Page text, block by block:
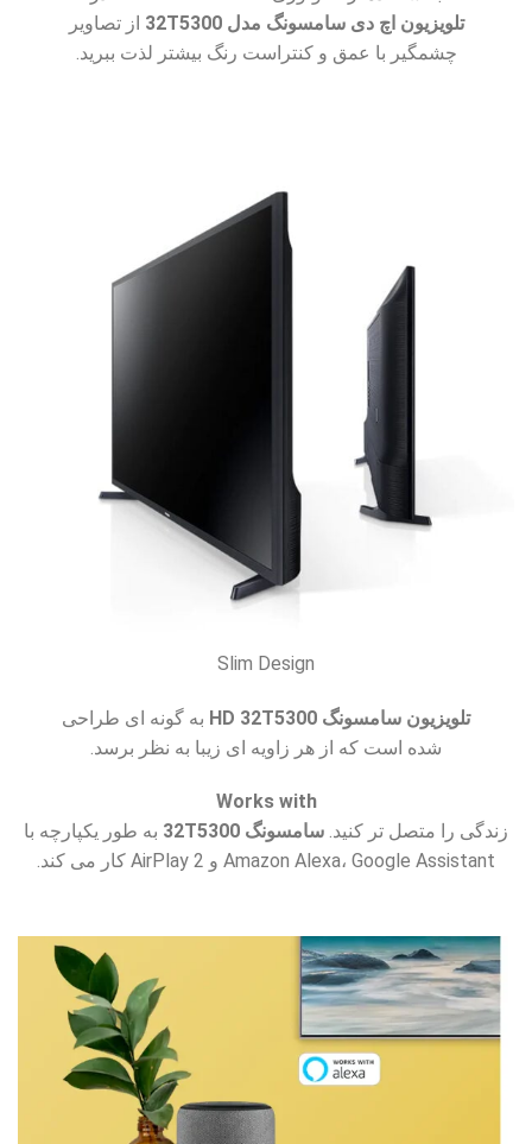
تلویزیون اچ دی سامسونگ مدل 32T5300 از تصاویر
چشمگیر با عمق و کنتراست رنگ بیشتر لذت ببرید.
Slim Design
تلویزیون سامسونگ HD 32T5300
به گونه ای طراحی
شده است که از هر زاویه ای زیبا به نظر برسد.
Works with
زندگی را متصل تر کنید. سامسونگ 32T5300 به طور یکپارچه با
Amazon Alexa، Google Assistant و AirPlay 2 کار می کند.